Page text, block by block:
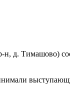
д. Тимашово)